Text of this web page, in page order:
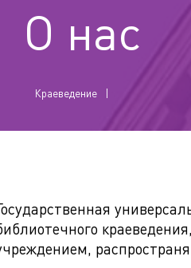
О нас
Краеведение